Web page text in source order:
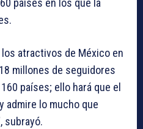
países en los que la
atractivos de México en
millones de seguidores
países; ello hará que el
admire lo mucho que
subrayó.